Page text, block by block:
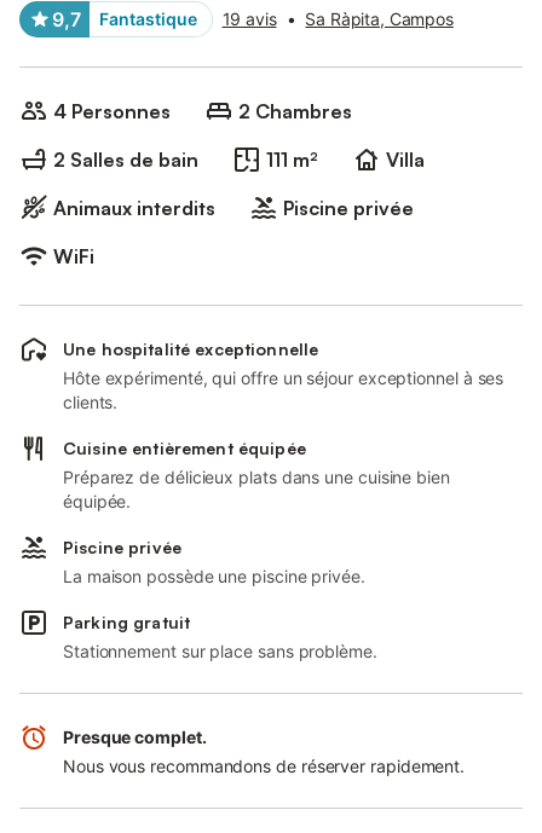
9,7 Fantastique 19 avis • Sa Ràpita, Campos
4 Personnes
2 Chambres
2 Salles de bain
111 m²
Villa
Animaux interdits
Piscine privée
WiFi
Une hospitalité exceptionnelle
Hôte expérimenté, qui offre un séjour exceptionnel à ses
clients.
Cuisine entièrement équipée
Préparez de délicieux plats dans une cuisine bien
équipée.
Piscine privée
La maison possède une piscine privée.
Parking gratuit
Stationnement sur place sans problème.
Presque complet.
Nous vous recommandons de réserver rapidement.